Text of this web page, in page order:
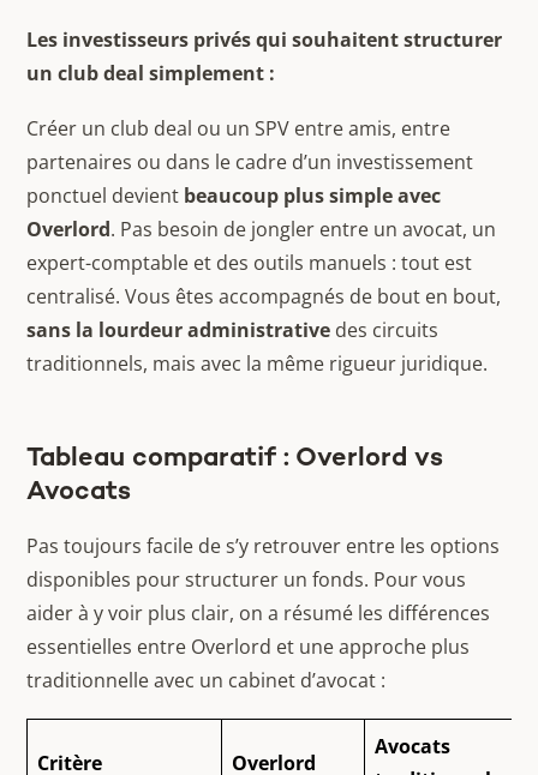
Les investisseurs privés qui souhaitent structurer
un club deal simplement :
Créer un club deal ou un SPV entre amis, entre
partenaires ou dans le cadre d’un investissement
ponctuel devient beaucoup plus simple avec
Overlord. Pas besoin de jongler entre un avocat, un
expert-comptable et des outils manuels : tout est
centralisé. Vous êtes accompagnés de bout en bout,
sans la lourdeur administrative des circuits
traditionnels, mais avec la même rigueur juridique.
Tableau comparatif : Overlord vs
Avocats
Pas toujours facile de s’y retrouver entre les options
disponibles pour structurer un fonds. Pour vous
aider à y voir plus clair, on a résumé les différences
essentielles entre Overlord et une approche plus
traditionnelle avec un cabinet d’avocat :
Critère Overlord
Avocats